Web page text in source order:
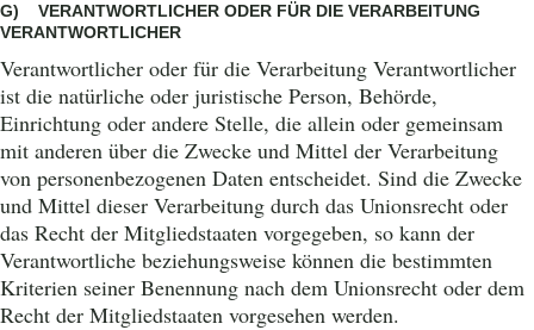
G) VERANTWORTLICHER ODER FÜR DIE VERARBEITUNG
VERANTWORTLICHER
Verantwortlicher oder für die Verarbeitung Verantwortlicher
ist die natürliche oder juristische Person, Behörde,
Einrichtung oder andere Stelle, die allein oder gemeinsam
mit anderen über die Zwecke und Mittel der Verarbeitung
von personenbezogenen Daten entscheidet. Sind die Zwecke
und Mittel dieser Verarbeitung durch das Unionsrecht oder
das Recht der Mitgliedstaaten vorgegeben, so kann der
Verantwortliche beziehungsweise können die bestimmten
Kriterien seiner Benennung nach dem Unionsrecht oder dem
Recht der Mitgliedstaaten vorgesehen werden.